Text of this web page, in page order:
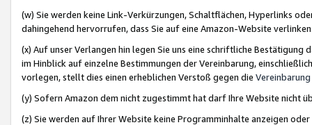
(w) Sie werden keine Link-Verkürzungen, Schaltflächen, Hyperlinks
dahingehend hervorrufen, dass Sie auf eine Amazon-Website
(x) Auf unser Verlangen hin legen Sie uns eine schriftliche
im Hinblick auf einzelne Bestimmungen der Vereinbarung,
vorlegen, stellt dies einen erheblichen Verstoß gegen die Vereinbarung
(y) Sofern Amazon dem nicht zugestimmt hat darf Ihre Website nicht
(z) Sie werden auf Ihrer Website keine Programminhalte anzeigen